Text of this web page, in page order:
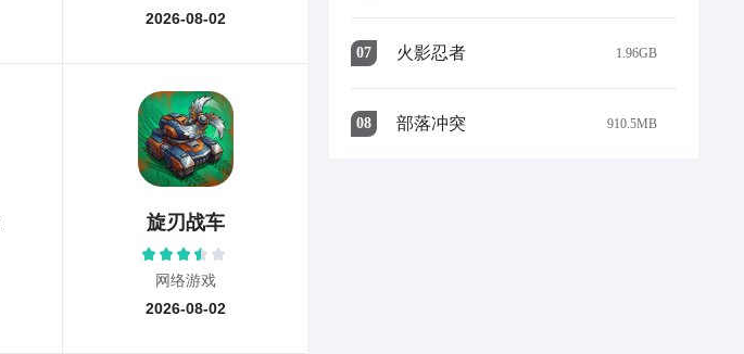
2026-08-02
旋刃战车
网络游戏
2026-08-02
07 火影忍者 1.96GB
08 部落冲突 910.5MB